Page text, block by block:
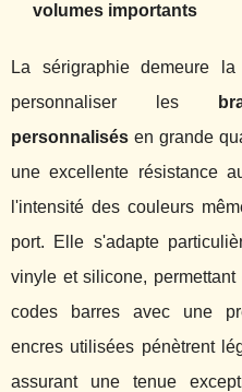
volumes importants
La sérigraphie demeure
personnaliser les
personnalisés en grande
une excellente résistance
l'intensité des couleurs
port. Elle s'adapte
vinyle et silicone,
codes barres avec une
encres utilisées pénètrent
assurant une tenue